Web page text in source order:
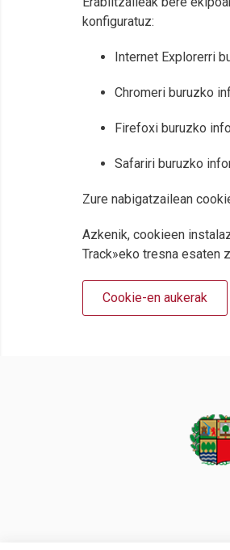
konfiguratuz:
Internet Explorerri
Chromeri buruzko
Firefoxi buruzko
Safariri buruzko
Zure nabigatzailean
Azkenik, cookieen
Track»eko tresna esaten
Cookie-en aukerak